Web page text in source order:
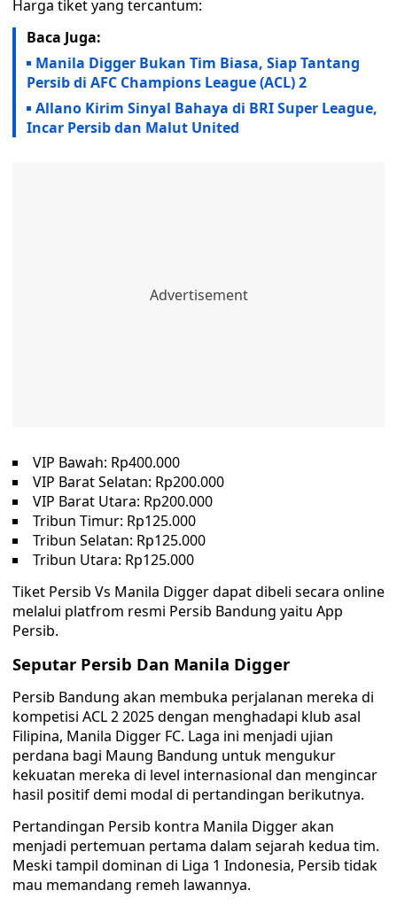
Harga tiket yang tercantum:
Baca Juga:
Manila Digger Bukan Tim Biasa, Siap Tantang
Persib di AFC Champions League (ACL) 2
Allano Kirim Sinyal Bahaya di BRI Super League,
Incar Persib dan Malut United
VIP Bawah: Rp400.000
VIP Barat Selatan: Rp200.000
VIP Barat Utara: Rp200.000
Tribun Timur: Rp125.000
Tribun Selatan: Rp125.000
Tribun Utara: Rp125.000
Tiket Persib Vs Manila Digger dapat dibeli secara online
melalui platfrom resmi Persib Bandung yaitu App
Persib.
Seputar Persib Dan Manila Digger
Persib Bandung akan membuka perjalanan mereka di
kompetisi ACL 2 2025 dengan menghadapi klub asal
Filipina, Manila Digger FC. Laga ini menjadi ujian
perdana bagi Maung Bandung untuk mengukur
kekuatan mereka di level internasional dan mengincar
hasil positif demi modal di pertandingan berikutnya.
Pertandingan Persib kontra Manila Digger akan
menjadi pertemuan pertama dalam sejarah kedua tim.
Meski tampil dominan di Liga 1 Indonesia, Persib tidak
mau memandang remeh lawannya.